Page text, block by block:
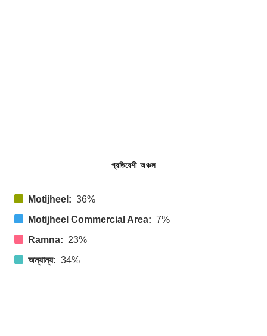
প্রতিবেশী অঞ্চল
Motijheel: 36%
Motijheel Commercial Area: 7%
Ramna: 23%
অন্যান্য: 34%